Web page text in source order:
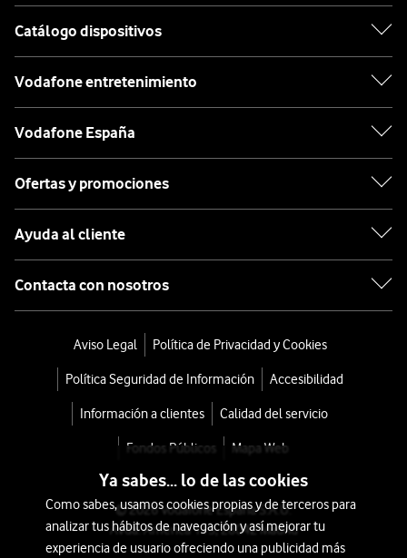
Catálogo dispositivos
Vodafone entretenimiento
Vodafone España
Ofertas y promociones
Ayuda al cliente
Contacta con nosotros
Aviso Legal Política de Privacidad y Cookies
Política Seguridad de Información Accesibilidad
Información a clientes Calidad del servicio
Fondos Públicos Mapa Web
© 2026 Vodafone España S.A.U.
Avda. América 115, 28042 Madrid
Ya sabes... lo de las cookies
Como sabes, usamos cookies propias y de terceros para
analizar tus hábitos de navegación y así mejorar tu
experiencia de usuario ofreciendo una publicidad más